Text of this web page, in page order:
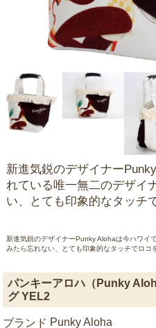
新進気鋭のデザイナー
れている唯一無二のデザイ
い、とても印象的なタッチ
新進気鋭のデザイナーPunky Alohaは今ハワイ
みたら忘れない、とても印象的なタッチでロコ
パンキーアロハ（Punky
グ YEL2
ブランド Punky Aloha